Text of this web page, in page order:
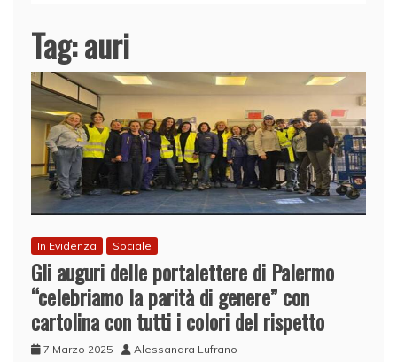
Tag:auri
In Evidenza Sociale
Gli auguri delle portalettere di Palermo
“celebriamo la parità di genere” con
cartolina con tutti i colori del rispetto
7 Marzo 2025 Alessandra Lufrano